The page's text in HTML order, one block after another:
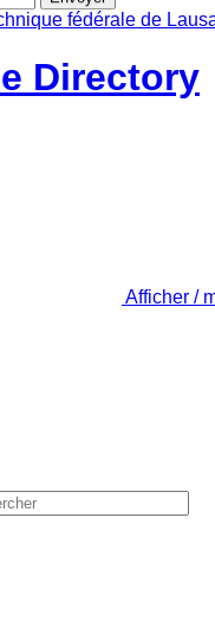
Directory
Afficher /